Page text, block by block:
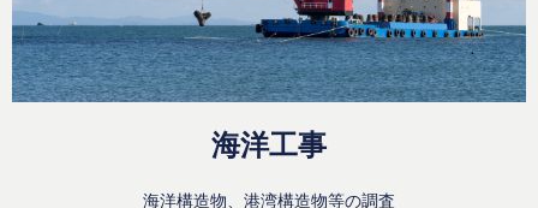
海洋工事
海洋構造物、港湾構造物等の調査